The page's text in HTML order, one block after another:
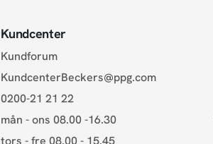
Kundcenter
Kundforum
KundcenterBeckers@ppg.com
0200-21 21 22
mån - ons 08.00 -16.30
tors - fre 08.00 - 15.45